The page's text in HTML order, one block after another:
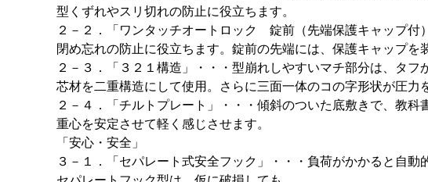
型くずれやスリ切れの防止に役立ちます。
２－２．「ワンタッチオートロック 錠前（先端保護キャップ付
閉め忘れの防止に役立ちます。錠前の先端には、保護キャップを
２－３．「３２１構造」・・・型崩れしやすいマチ部分は、タ
芯材を二重構造にして使用。さらに三面一体のコの字形状が圧力
２－４．「チルトプレート」・・・傾斜のついた底敷きで、教科
重心を安定させて軽く感じさせます。
「安心・安全」
３－１．「セパレート式安全フック」・・・負荷がかかると自動